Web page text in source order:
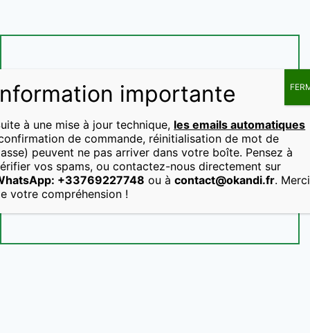
Accueil
Boutique
Connexion
Déconnexion
Qui sommes-
nous ?
CGV
Nos infusions
Notre blog
Téléphone
+33
76
9
22
77
email
importante
à une mise à jour technique, les emails automatiques
de commande, réinitialisation de mot de
peuvent ne pas arriver dans votre boîte. Pensez à
vos spams, ou contactez-nous directement sur
+33769227748 ou àcontact@okandi.fr. Merci
votre compréhension !